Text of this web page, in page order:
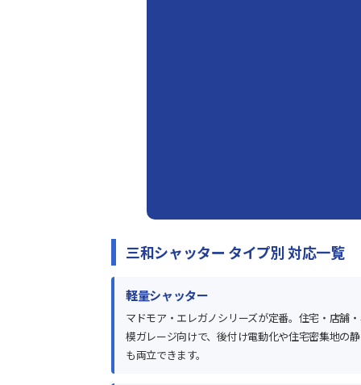
三和シャッター タイプ別 対応一覧
軽量シャッター
マドモア・エレガノシリーズが定番。住宅・店舗
模ガレージ向けで、後付け電動化や住宅密集地の
も両立できます。